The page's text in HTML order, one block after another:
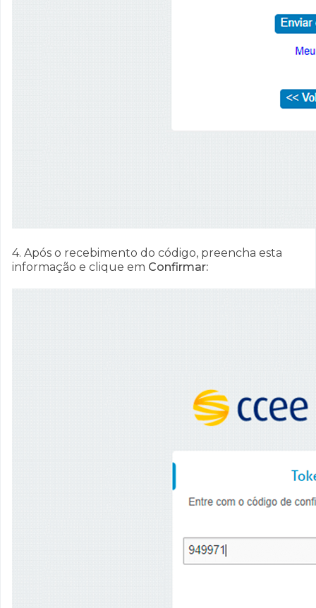
4. Após o recebimento do código, preencha esta
informação e clique em Confirmar: